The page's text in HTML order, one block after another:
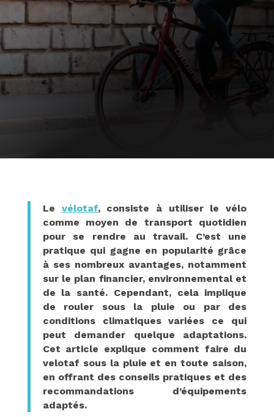
Le vélotaf, consiste à utiliser le vélo
comme moyen de transport quotidien
pour se rendre au travail. C’est une
pratique qui gagne en popularité grâce
à ses nombreux avantages, notamment
sur le plan financier, environnemental et
de la santé. Cependant, cela implique
de rouler sous la pluie ou par des
conditions climatiques variées ce qui
peut demander quelque adaptations.
Cet article explique comment faire du
velotaf sous la pluie et en toute saison,
en offrant des conseils pratiques et des
recommandations d’équipements
adaptés.